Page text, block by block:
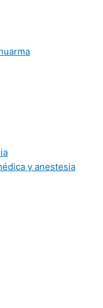
y anestesia